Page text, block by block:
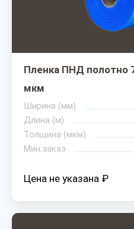
Пленка ПНД полотно
мкм
Ширина (мм)
Длина (м)
Толщина (мкм)
Мин.заказ
Цена не указана ₽